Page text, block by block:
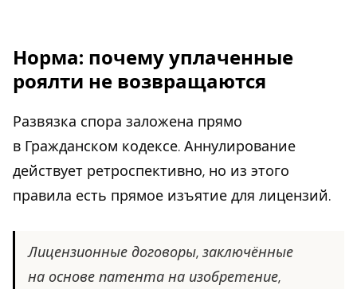
Норма: почему уплаченные
роялти не возвращаются
Развязка спора заложена прямо
в Гражданском кодексе. Аннулирование
действует ретроспективно, но из этого
правила есть прямое изъятие для лицензий.
Лицензионные договоры, заключённые
на основе патента на изобретение,